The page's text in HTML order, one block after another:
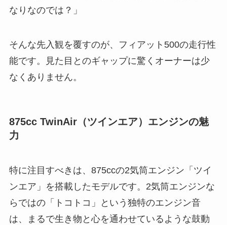
なりなのでは？」
そんな先入観を覆すのが、フィアット500の走行性
能です。見た目とのギャップに驚くオーナーは少
なくありません。
875cc TwinAir（ツインエア）エンジンの魅
力
特に注目すべきは、875ccの2気筒エンジン「ツイ
ンエア」を搭載したモデルです。2気筒エンジンな
らではの「トコトコ」という独特のエンジン音
は、まるで生き物と心を通わせているような鼓動